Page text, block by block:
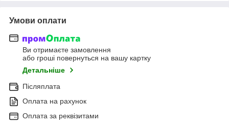
Умови оплати
Ви отримаєте замовлення
або гроші повернуться на вашу картку
Детальніше
Післяплата
Оплата на рахунок
Оплата за реквізитами